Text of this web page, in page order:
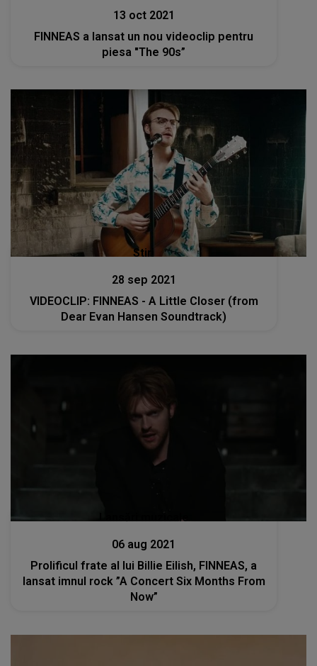
13 oct 2021
FINNEAS a lansat un nou videoclip pentru
piesa "The 90s”
Stiri
28 sep 2021
VIDEOCLIP: FINNEAS - A Little Closer (from
Dear Evan Hansen Soundtrack)
Lansări muzicale
06 aug 2021
Prolificul frate al lui Billie Eilish, FINNEAS, a
lansat imnul rock ”A Concert Six Months From
Now”